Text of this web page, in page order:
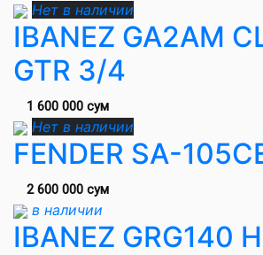
Нет в наличии
IBANEZ GA2AM
GTR 3/4
1 600 000 сум
Нет в наличии
FENDER SA-
2 600 000 сум
в наличии
IBANEZ GRG140